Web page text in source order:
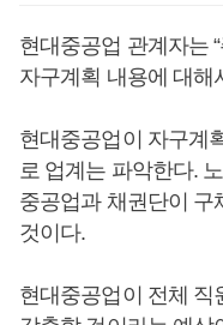
현대중공업 관계자는
자구계획 내용에 대해
현대중공업이 자구계
로 업계는 파악한다.
중공업과 채권단이 구
것이다.
현대중공업이 전체 직